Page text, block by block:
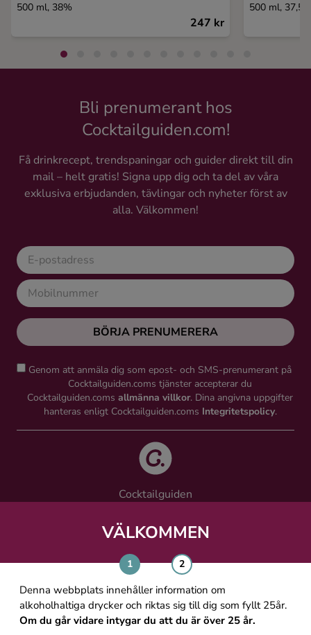
VÄLKOMMEN
Denna webbplats innehåller information om
alkoholhaltiga drycker och riktas sig till dig som fyllt 25år.
Om du går vidare intygar du att du är över 25 år.
500 ml, 38%
247 kr
500 ml,
Bli prenumerant hos
Cocktailguiden.com!
Få drinkrecept, trendspaningar och guider direkt till din
mail – helt gratis! Signa upp dig och ta del av våra
exklusiva erbjudanden, tävlingar och nyheter först av
alla. Välkommen!
BÖRJA PRENUMERERA
Genom att anmäla dig som epost- och SMS-prenumerant på
Cocktailguiden.coms tjänster accepterar du
Cocktailguiden.coms allmänna villkor. Dina angivna uppgifter
hanteras enligt Cocktailguiden.coms Integritetspolicy.
Cocktailguiden
Västra Järnvägsgatan 21, 111 64 Stockholm